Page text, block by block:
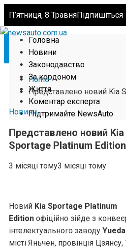
П’ятниця, 8 ТравняПідпишіться
Головна
Новини
Законодавство
За кордоном
Життя
Коментар експерта
Підтримайте NewsAuto
Home
Представлено новий Kia
Новини
Представлено новий Kia
Sportage Platinum Edition
3 місяці тому3 місяці тому
Новий Kia Sportage Platinum
Edition офіційно зійде з
інтелектуального заводу
місті Яньчен, провінція Цзянсу,